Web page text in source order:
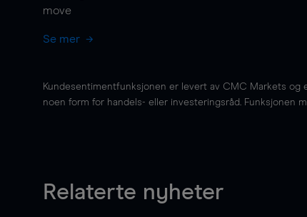
move
Se mer
Kundesentimentfunksjonen er levert av CMC Markets
noen form for handels- eller investeringsråd. Funksjonen
Relaterte nyheter